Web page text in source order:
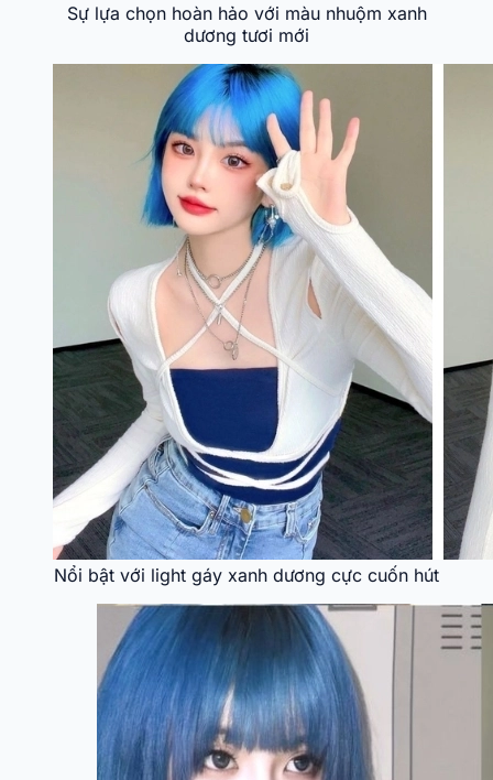
Sự lựa chọn hoàn hảo với màu nhuộm xanh
dương tươi mới
Nổi bật với light gáy xanh dương cực cuốn hút